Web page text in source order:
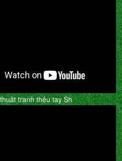
tranh thêu tay Sh